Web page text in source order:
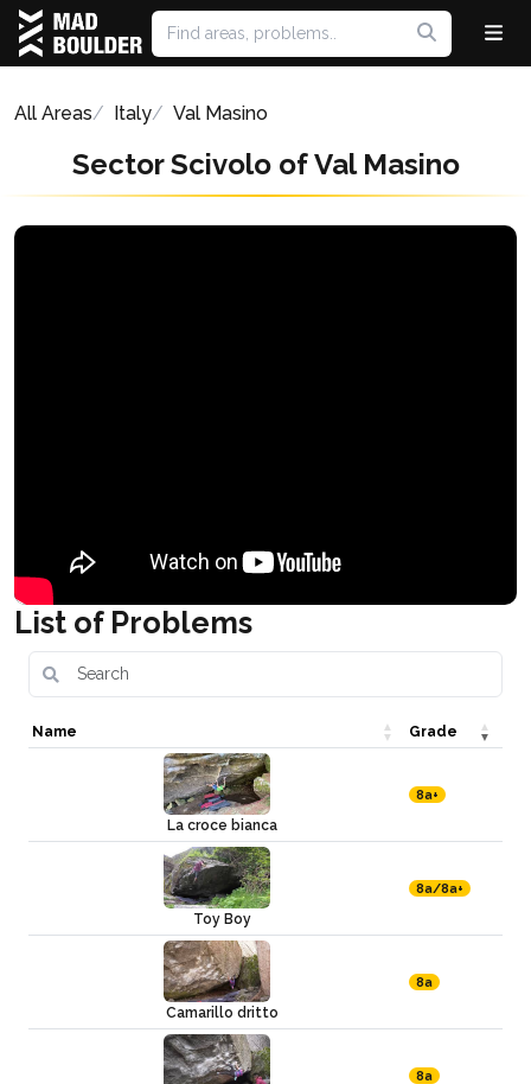
All Areas Italy Val Masino
Sector Scivolo of Val Masino
List of Problems
Name Grade
La croce bianca
8a+
Toy Boy
8a/8a+
Camarillo dritto
8a
8a